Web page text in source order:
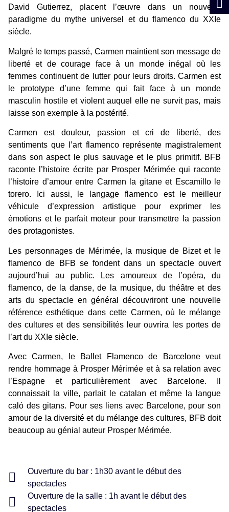
David Gutierrez, placent l’œuvre dans un nouveau
paradigme du mythe universel et du flamenco du XXIe
siècle.
Malgré le temps passé, Carmen maintient son message de
liberté et de courage face à un monde inégal où les
femmes continuent de lutter pour leurs droits. Carmen est
le prototype d’une femme qui fait face à un monde
masculin hostile et violent auquel elle ne survit pas, mais
laisse son exemple à la postérité.
Carmen est douleur, passion et cri de liberté, des
sentiments que l’art flamenco représente magistralement
dans son aspect le plus sauvage et le plus primitif. BFB
raconte l’histoire écrite par Prosper Mérimée qui raconte
l’histoire d’amour entre Carmen la gitane et Escamillo le
torero. Ici aussi, le langage flamenco est le meilleur
véhicule d’expression artistique pour exprimer les
émotions et le parfait moteur pour transmettre la passion
des protagonistes.
Les personnages de Mérimée, la musique de Bizet et le
flamenco de BFB se fondent dans un spectacle ouvert
aujourd’hui au public. Les amoureux de l’opéra, du
flamenco, de la danse, de la musique, du théâtre et des
arts du spectacle en général découvriront une nouvelle
référence esthétique dans cette Carmen, où le mélange
des cultures et des sensibilités leur ouvrira les portes de
l’art du XXIe siècle.
Avec Carmen, le Ballet Flamenco de Barcelone veut
rendre hommage à Prosper Mérimée et à sa relation avec
l’Espagne et particulièrement avec Barcelone. Il
connaissait la ville, parlait le catalan et même la langue
caló des gitans. Pour ses liens avec Barcelone, pour son
amour de la diversité et du mélange des cultures, BFB doit
beaucoup au génial auteur Prosper Mérimée.
Ouverture du bar : 1h30 avant le début des
spectacles
Ouverture de la salle : 1h avant le début des
spectacles